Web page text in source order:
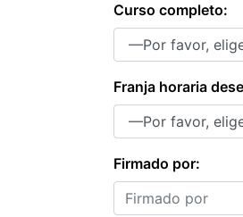
Curso completo:
Franja horaria
Firmado por: